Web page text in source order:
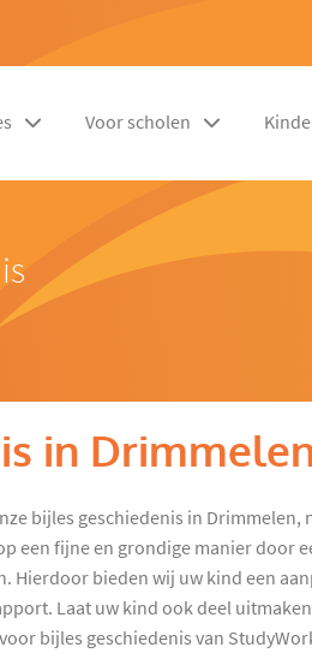
Voor scholen
in
bijles geschiedenis in Drimmelen,
een fijne en grondige manier door
Hierdoor bieden wij uw kind een
Laat uw kind ook deel
bijles geschiedenis van